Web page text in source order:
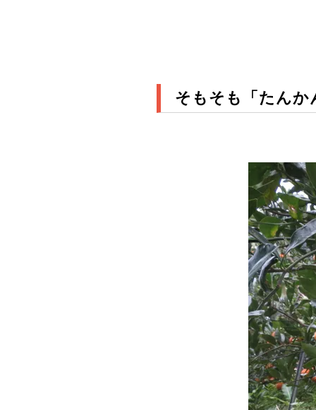
そもそも「たんか